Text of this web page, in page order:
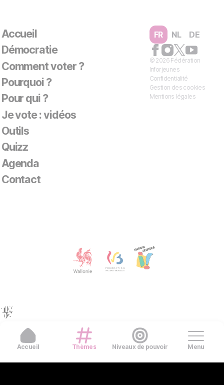
Accueil
Démocratie
Comment voter ?
Pourquoi ?
Pour qui ?
Je vote : vidéos
Outils
Quizz
Agenda
Contact
FR NL DE
© 2026 Fédération
Inforjeunes
Confidentialité
Gestion des cookies
Mentions légales
Accueil Thèmes Niveaux de pouvoir Menu